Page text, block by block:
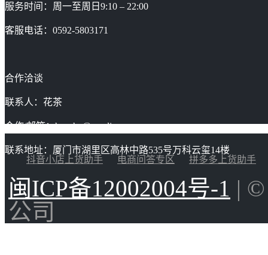
服务时间：周一至周日9:10 – 22:00
客服电话：0592-5803171
合作洽谈
联系人：花茶
合作/邮箱：huacha@gaoding.com
联系地址：厦门市湖里区高林中路535号万科云玺14楼
抖音小店上货助手
电商问答专区 拼多多上货助手
闽ICP备12002004号-1 |
公司